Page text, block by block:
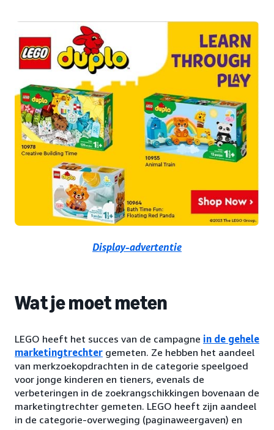
Display-advertentie
Wat je moet meten
LEGO heeft het succes van de campagne in de gehele
marketingtrechter gemeten. Ze hebben het aandeel
van merkzoekopdrachten in de categorie speelgoed
voor jonge kinderen en tieners, evenals de
verbeteringen in de zoekrangschikkingen bovenaan de
marketingtrechter gemeten. LEGO heeft zijn aandeel
in de categorie-overweging (paginaweergaven) en